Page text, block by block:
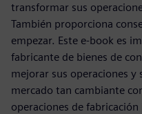
transformar sus
También proporciona
empezar. Este e-book es
fabricante de bienes de
mejorar sus operaciones
mercado tan cambiante
operaciones de